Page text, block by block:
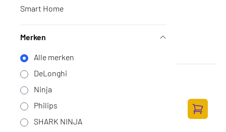
Smart Home
Merken
Alle merken
DeLonghi
Ninja
Philips
SHARK NINJA
DeLonghi Rivelia EXAM440.55.B
Op voorraad
626,-